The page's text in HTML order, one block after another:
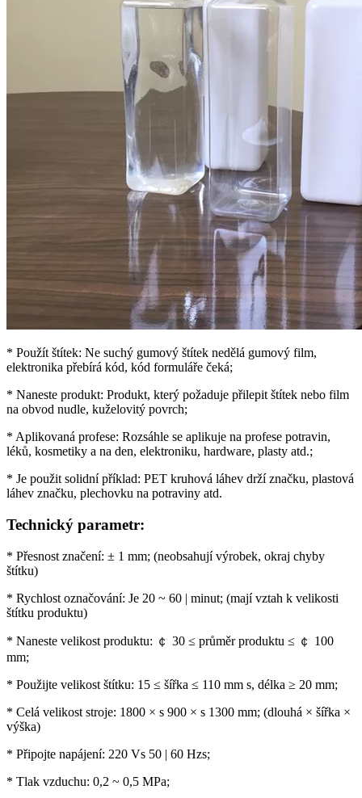
* Použít štítek: Ne suchý gumový štítek nedělá gumový film,
elektronika přebírá kód, kód formuláře čeká;
* Naneste produkt: Produkt, který požaduje přilepit štítek nebo film
na obvod nudle, kuželovitý povrch;
* Aplikovaná profese: Rozsáhle se aplikuje na profese potravin,
léků, kosmetiky a na den, elektroniku, hardware, plasty atd.;
* Je použit solidní příklad: PET kruhová láhev drží značku, plastová
láhev značku, plechovku na potraviny atd.
Technický parametr:
* Přesnost značení: ± 1 mm; (neobsahují výrobek, okraj chyby
štítku)
* Rychlost označování: Je 20 ~ 60 | minut; (mají vztah k velikosti
štítku produktu)
* Naneste velikost produktu: ￠ 30 ≤ průměr produktu ≤ ￠ 100
mm;
* Použijte velikost štítku: 15 ≤ šířka ≤ 110 mm s, délka ≥ 20 mm;
* Celá velikost stroje: 1800 × s 900 × s 1300 mm; (dlouhá × šířka ×
výška)
* Připojte napájení: 220 Vs 50 | 60 Hzs;
* Tlak vzduchu: 0,2 ~ 0,5 MPa;